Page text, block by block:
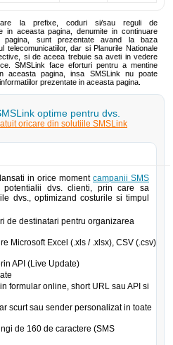
la prefixe, coduri si/sau reguli de
in aceasta pagina, denumite in continuare
pagina, sunt prezentate avand la baza
telecomunicatiilor, dar si Planurile Nationale
si de aceea trebuie sa aveti in vedere
SMSLink face eforturi pentru a mentine
aceasta pagina, insa SMSLink nu poate
prezentate in aceasta pagina.
optime pentru dvs.
oricare din solutiile SMSLink
in orice moment campanii SMS
dvs. clienti, prin care sa
dvs., optimizand costurile si timpul
de destinatari pentru organizarea
Microsoft Excel (.xls / .xlsx), CSV (.csv)
API (Live Update)
formular online, short URL sau API si
scurt sau sender personalizat in toate
de 160 de caractere (SMS